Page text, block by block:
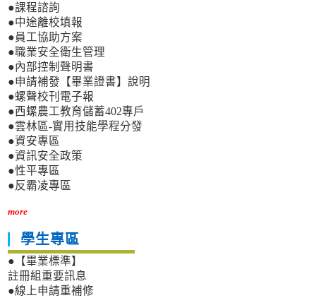
●課程諮詢
●中途離校填報
●員工協助方案
●職業安全衛生管理
●內部控制聲明書
●申請補發【畢業證書】說明
●螺聲校刊電子報
●西螺農工教育儲蓄402專戶
●雲林區-實用技能學程分發
●資安專區
●資訊安全政策
●性平專區
●反霸凌專區
more
學生專區
●【畢業標準】
註冊組重要訊息
●線上申請重補修